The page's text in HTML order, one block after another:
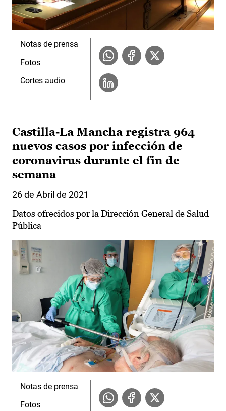
Notas de prensa
Fotos
Cortes audio
Castilla-La Mancha registra 964
nuevos casos por infección de
coronavirus durante el fin de
semana
26 de Abril de 2021
Datos ofrecidos por la Dirección General de Salud
Pública
Notas de prensa
Fotos